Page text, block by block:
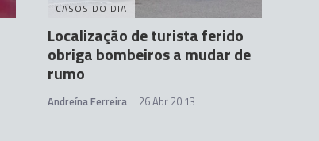
CASOS DO DIA
Localização de turista ferido
obriga bombeiros a mudar de
rumo
Andreína Ferreira 26 Abr 20:13